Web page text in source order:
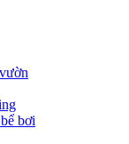
bơi